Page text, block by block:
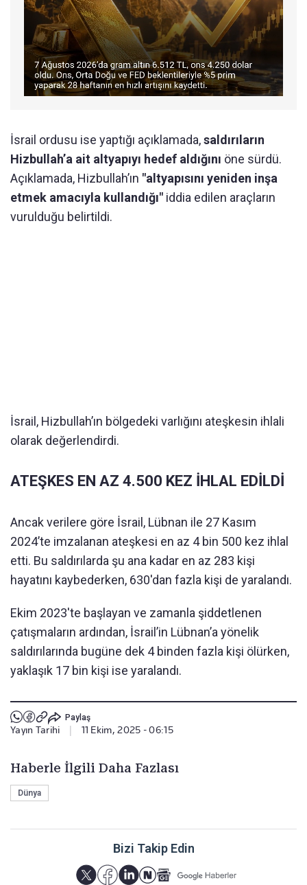
İsrail ordusu ise yaptığı açıklamada,saldırıların
Hizbullah’a ait altyapıyı hedef aldığını öne sürdü.
Açıklamada, Hizbullah’ın "altyapısını yeniden inşa
etmek amacıyla kullandığı" iddia edilen araçların
vurulduğu belirtildi.
İsrail, Hizbullah’ın bölgedeki varlığını ateşkesin ihlali
olarak değerlendirdi.
ATEŞKES EN AZ 4.500 KEZ İHLAL EDİLDİ
Ancak verilere göre İsrail, Lübnan ile 27 Kasım
2024’te imzalanan ateşkesi en az 4 bin 500 kez ihlal
etti. Bu saldırılarda şu ana kadar en az 283 kişi
hayatını kaybederken, 630'dan fazla kişi de yaralandı.
Ekim 2023'te başlayan ve zamanla şiddetlenen
çatışmaların ardından, İsrail’in Lübnan’a yönelik
saldırılarında bugüne dek 4 binden fazla kişi ölürken,
yaklaşık 17 bin kişi ise yaralandı.
Paylaş
Yayın Tarihi 11 Ekim, 2025 - 06:15
Haberle İlgili Daha Fazlası
Dünya
Bizi Takip Edin